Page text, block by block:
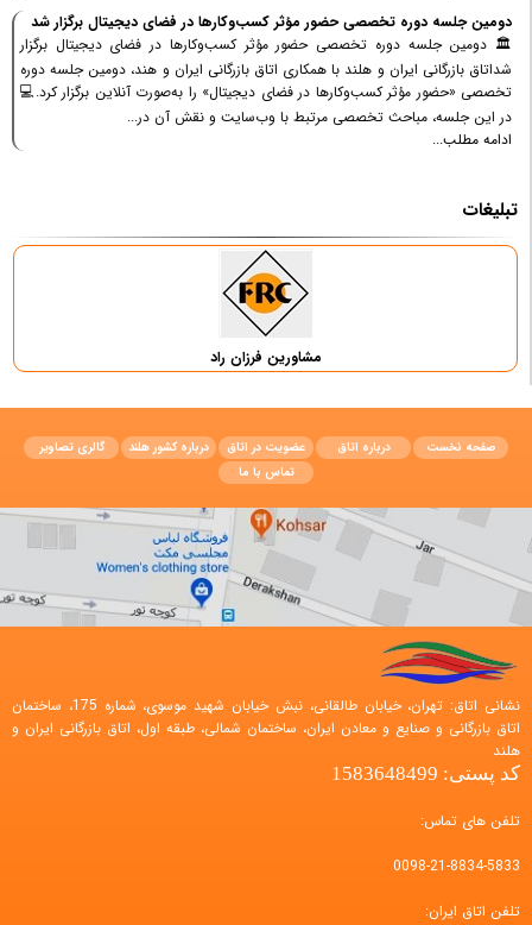
دومین جلسه دوره تخصصی حضور مؤثر کسب‌وکارها در فضای دیجیتال برگزار شد
🏛 دومین جلسه دوره تخصصی حضور مؤثر کسب‌وکارها در فضای دیجیتال برگزار
شداتاق بازرگانی ایران و هلند با همکاری اتاق بازرگانی ایران و هند، دومین جلسه دوره
تخصصی «حضور مؤثر کسب‌وکارها در فضای دیجیتال» را به‌صورت آنلاین برگزار کرد.💻
در این جلسه، مباحث تخصصی مرتبط با وب‌سایت و نقش آن در...
ادامه مطلب...
تبلیغات
مشاورین فرزان راد
صفحه نخست درباره اتاق عضویت در اتاق درباره کشور هلند
گالری تصاویر
تماس با ما
نشانی اتاق: تهران، خیابان طالقانی، نبش خیابان شهید موسوی، شماره 175، ساختمان
اتاق بازرگانی و صنایع و معادن ایران، ساختمان شمالی، طبقه اول، اتاق بازرگانی ایران و
هلند
کد پستی: 1583648499
تلفن های تماس:
0098-21-8834-5833
تلفن اتاق ایران: